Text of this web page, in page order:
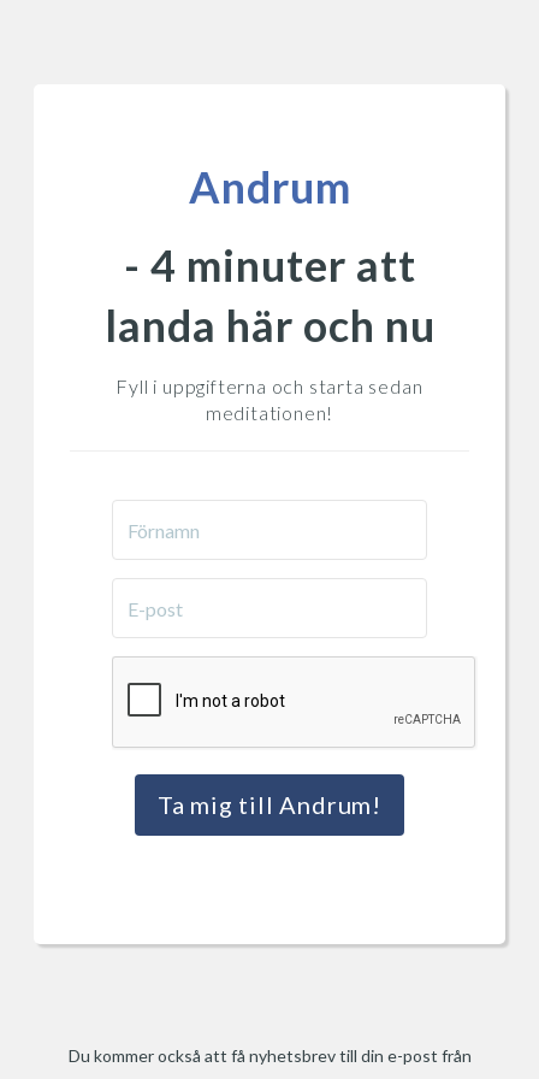
Andrum
- 4 minuter att
landa här och nu
Fyll i uppgifterna och starta sedan
meditationen!
Ta mig till Andrum!
Du kommer också att få nyhetsbrev till din e-post från